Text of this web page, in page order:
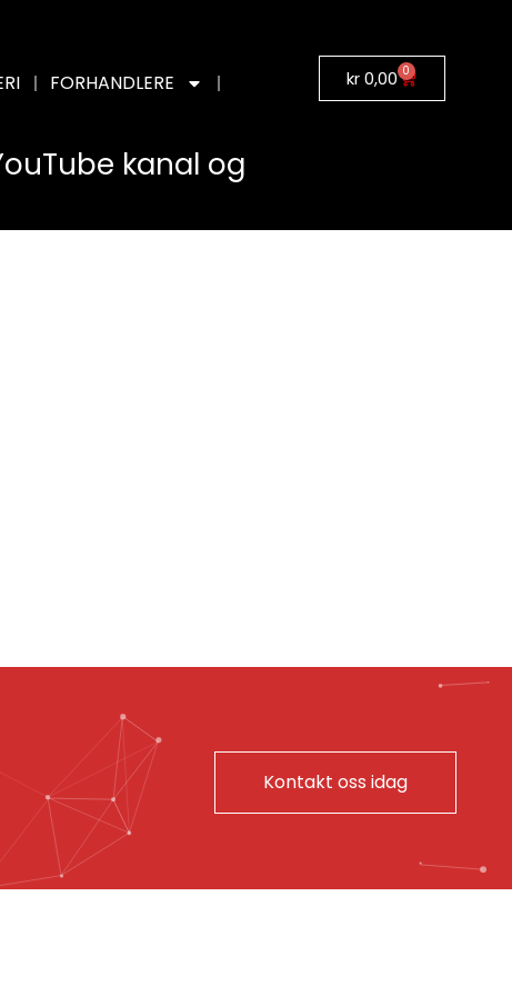
FORHANDLERE
kanal og
kr0,00 0
Kontakt oss idag